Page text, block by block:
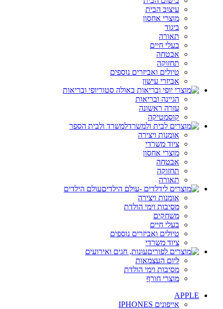
עיצוב הבית
מוצרי אחסון
ביגוד
תאורה
בעלי חיים
אבטחה
תחזוקה
טיולים ואביזרים נוספים
אביזרי עישון
יופי ובריאות
הגיינה ובריאות
עזרה ראשונה
קוסמטיקה
למשרד ולבית הספר
אומנות ויצירה
ציוד משרדי
מוצרי אחסון
אבטחה
תחזוקה
תאורה
עולם הילדים
אומנות ויצירה
מסיבות וימי הולדת
משחקים
בעלי חיים
טיולים ואביזרים נוספים
ציוד משרדי
עונות, חגים ואירועים
ליום העצמאות
מסיבות וימי הולדת
מוצרי חורף
APPLE
אייפונים IPHONES